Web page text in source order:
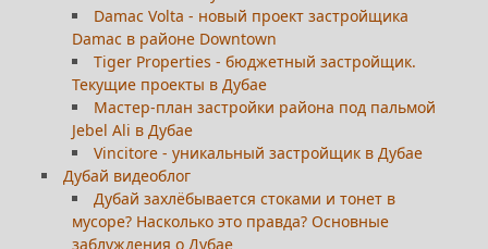
Damac Volta - новый проект застройщика
Damac в районе Downtown
Tiger Properties - бюджетный застройщик.
Текущие проекты в Дубае
Мастер-план застройки района под пальмой
Jebel Ali в Дубае
Vincitore - уникальный застройщик в Дубае
Дубай видеоблог
Дубай захлёбывается стоками и тонет в
мусоре? Насколько это правда? Основные
заблуждения о Дубае